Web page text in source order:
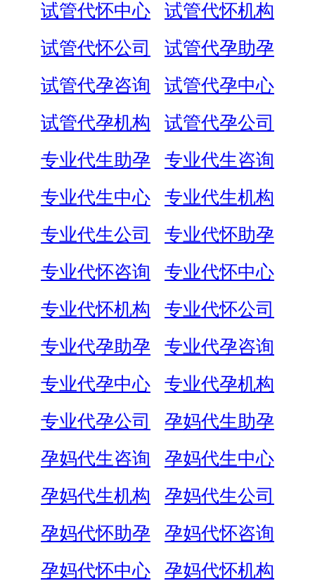
试管代怀中心
试管代怀机构
试管代怀公司
试管代孕助孕
试管代孕咨询
试管代孕中心
试管代孕机构
试管代孕公司
专业代生助孕
专业代生咨询
专业代生中心
专业代生机构
专业代生公司
专业代怀助孕
专业代怀咨询
专业代怀中心
专业代怀机构
专业代怀公司
专业代孕助孕
专业代孕咨询
专业代孕中心
专业代孕机构
专业代孕公司
孕妈代生助孕
孕妈代生咨询
孕妈代生中心
孕妈代生机构
孕妈代生公司
孕妈代怀助孕
孕妈代怀咨询
孕妈代怀中心
孕妈代怀机构